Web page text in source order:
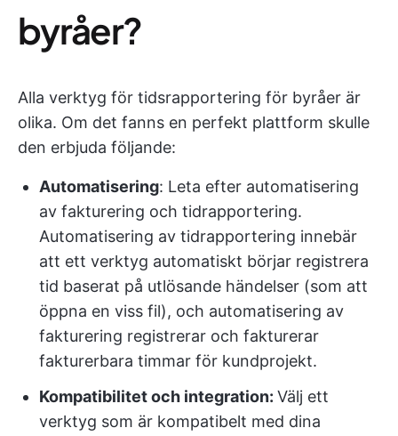
byråer?
Alla verktyg för tidsrapportering för byråer är
olika. Om det fanns en perfekt plattform skulle
den erbjuda följande:
Automatisering: Leta efter automatisering
av fakturering och tidrapportering.
Automatisering av tidrapportering innebär
att ett verktyg automatiskt börjar registrera
tid baserat på utlösande händelser (som att
öppna en viss fil), och automatisering av
fakturering registrerar och fakturerar
fakturerbara timmar för kundprojekt.
Kompatibilitet och integration: Välj ett
verktyg som är kompatibelt med dina